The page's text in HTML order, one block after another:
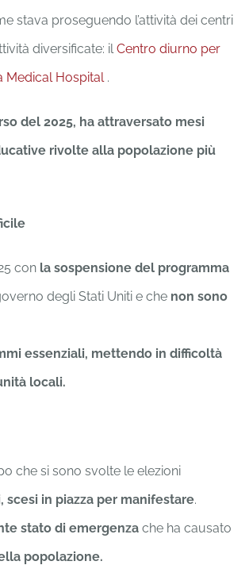
stava proseguendo l’attività dei centri
diversificate: ilCentro diurno per
Medical Hospital.
del 2025, ha attraversato mesi
rivolte alla popolazione più
con la sospensione del programma
degli Stati Uniti e che non sono
essenziali, mettendo in difficoltà
locali.
che si sono svolte le elezioni
scesi in piazza per manifestare.
stato di emergenza che ha causato
popolazione.